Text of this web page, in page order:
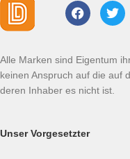
Alle Marken sind Eigentum
keinen Anspruch auf die auf
deren Inhaber es nicht ist.
Unser Vorgesetzter